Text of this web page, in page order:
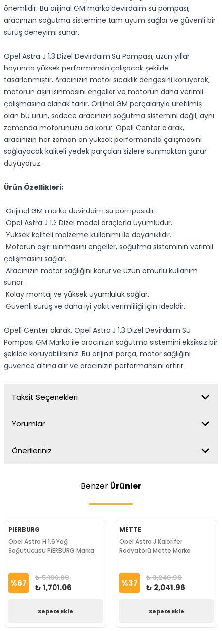
önemlidir. Bu orijinal GM marka devirdaim su pompası,
aracınızın soğutma sistemine tam uyum sağlar ve güvenli bir
sürüş deneyimi sunar.
Opel Astra J 1.3 Dizel Devirdaim Su Pompası, uzun yıllar
boyunca yüksek performansla çalışacak şekilde
tasarlanmıştır. Aracınızın motor sıcaklık dengesini koruyarak,
motorun aşırı ısınmasını engeller ve motorun daha verimli
çalışmasına olanak tanır. Orijinal GM parçalarıyla üretilmiş
olan bu ürün, sadece aracınızın soğutma sistemini değil, aynı
zamanda motorunuzu da korur. Opell Center olarak,
aracınızın her zaman en yüksek performansla çalışmasını
sağlayacak kaliteli yedek parçaları sizlere sunmaktan gurur
duyuyoruz.
Ürün Özellikleri;
Orijinal GM marka devirdaim su pompasıdır.
Opel Astra J 1.3 Dizel model araçlarla uyumludur.
Yüksek kaliteli malzeme kullanımı ile dayanıklıdır.
Motorun aşırı ısınmasını engeller, soğutma sisteminin verimli
çalışmasını sağlar.
Aracınızın motor sağlığını korur ve uzun ömürlü kullanım
sunar.
Kolay montaj ve yüksek uyumluluk sağlar.
Güvenli sürüş ve daha iyi yakıt verimliliği için idealdir.
Opell Center olarak, Opel Astra J 1.3 Dizel Devirdaim Su
Pompası GM Marka ile aracınızın soğutma sistemini eksiksiz bir
şekilde koruyabilirsiniz. Bu orijinal parça, motor sağlığını
güvence altına alır ve aracınızın performansını artırır.
Taksit Seçenekleri
Yorumlar
Önerileriniz
Benzer Ürünler
PIERBURG
Opel Astra H 1.6 Yağ
Soğutucusu PİERBURG Marka
%67 ₺ 5,196.09
₺ 1,701.06
Sepete Ekle
METTE
Opel Astra J Kalörifer
Radyatörü Mette Marka
%37 ₺ 3,246.96
₺ 2,041.96
Sepete Ekle